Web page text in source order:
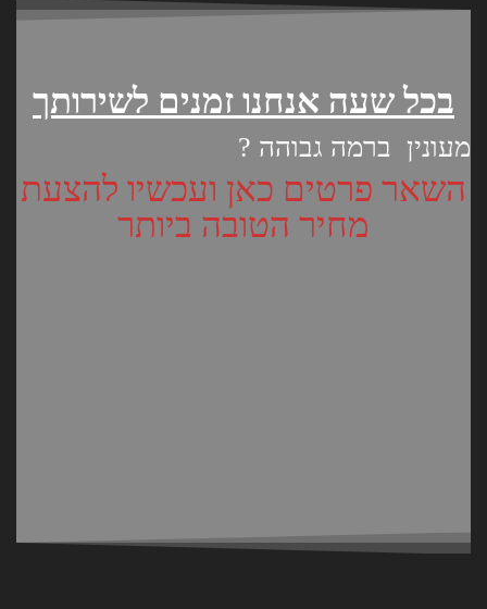
בכל שעה אנחנו זמנים לשירותך
מעונין ברמה גבוהה ?
השאר פרטים כאן ועכשיו להצעת
מחיר הטובה ביותר